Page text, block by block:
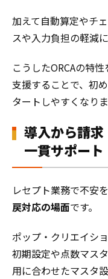
加えて自動算定やチ
スや入力負担の軽減
こうしたORCAの特
支援することで、初
タートしやすくなりま
導入から請
一貫サポート
レセプト業務で不安
戻対応の場面です。
ポップ・クリエイシ
初期設定や点数マス
用に合わせたマスタ